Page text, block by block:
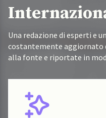
Una redazione di esperti e
costantemente aggiornato
alla fonte e riportate in